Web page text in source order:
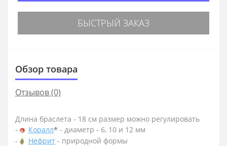
БЫСТРЫЙ ЗАКАЗ
Обзор товара
Отзывов (0)
Длина браслета - 18 см размер можно регулировать
-
Коралл* - диаметр - 6, 10 и 12 мм
-
Нефрит - природной формы